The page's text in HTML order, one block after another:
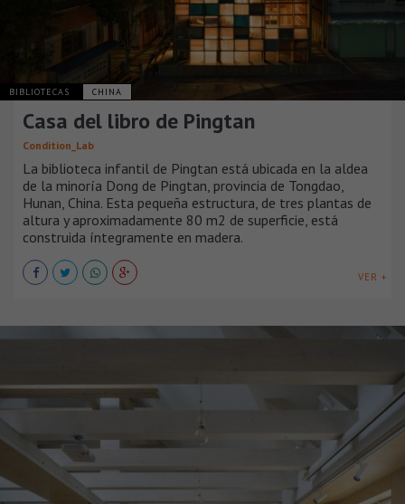
BIBLIOTECAS CHINA
Casa del libro de Pingtan
Condition_Lab
La biblioteca infantil de Pingtan está ubicada en la aldea
de la minoría Dong de Pingtan, provincia de Tongdao,
Hunan, China. Esta pequeña estructura, de tres plantas de
altura y aproximadamente 80 m2 de superficie, está
construida íntegramente en madera.
VER +